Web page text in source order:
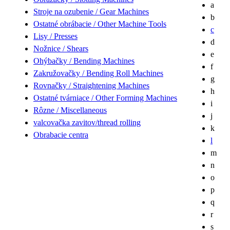
Stroje na ozubenie / Gear Machines
Ostatné obrábacie / Other Machine Tools
Lisy / Presses
Nožnice / Shears
Ohýbačky / Bending Machines
Zakružovačky / Bending Roll Machines
Rovnačky / Straightening Machines
Ostatné tvárniace / Other Forming Machines
Rôzne / Miscellaneous
valcovačka zavitov/thread rolling
Obrabacie centra
a
b
c
d
e
f
g
h
i
j
k
l
m
n
o
p
q
r
s